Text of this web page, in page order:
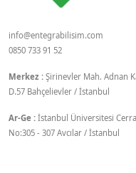
info@entegrabilisim.com
0850 733 91 52
Merkez : Şirinevler Mah. Adnan
D.57 Bahçelievler / İstanbul
Ar-Ge : İstanbul Üniversitesi
No:305 - 307 Avcılar / İstanbul